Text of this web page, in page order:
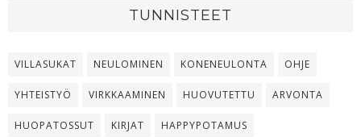
TUNNISTEET
VILLASUKAT NEULOMINEN KONENEULONTA OHJE
YHTEISTYÖ VIRKKAAMINEN HUOVUTETTU ARVONTA
HUOPATOSSUT KIRJAT HAPPYPOTAMUS